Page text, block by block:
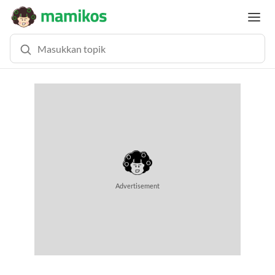
Advertisement